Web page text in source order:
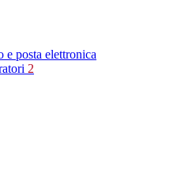
e posta elettronica
2